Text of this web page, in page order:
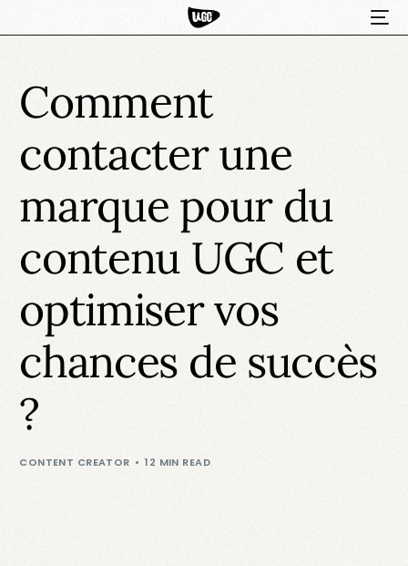
Comment
contacter une
marque pour du
contenu UGC et
optimiser vos
chances de succès
?
CONTENT CREATOR 12 MIN READ
HOT